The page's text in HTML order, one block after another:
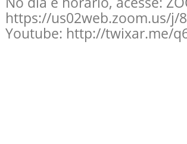
https://us02web.zoom.us/j/
Youtube: http://twixar.me/